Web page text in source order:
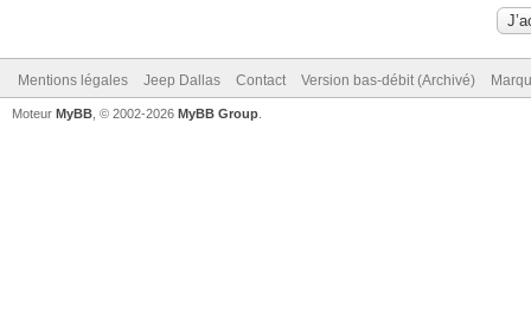
Mentions légales Jeep Dallas Contact Version bas-débit (Archivé)
Moteur MyBB , © 2002-2026 MyBB Group